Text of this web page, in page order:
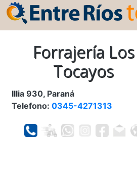
Forrajería Los
Tocayos
Illia 930, Paraná
Telefono: 0345-4271313